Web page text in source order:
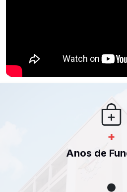
+
Anos de